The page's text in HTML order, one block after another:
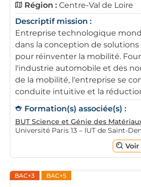
Région : Centre-Val de Loire
Descriptif mission :
Entreprise technologique
dans la conception de
pour réinventer la mobilité.
l'industrie automobile et des
de la mobilité, l'entreprise se
conduite intuitive et la
Formation(s) associée(s) :
BUT Science et Génie des
Université Paris 13 – IUT de Saint-
BAC+3 BAC+5